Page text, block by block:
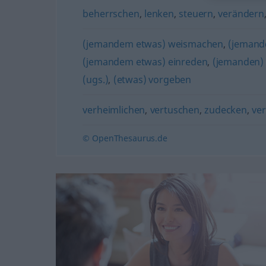
beherrschen, lenken, steuern,verändern,
(jemandem etwas) weismachen,
(jemandem etwas) einreden,
(ugs.), (etwas) vorgeben
verheimlichen, vertuschen, zudecken,
© OpenThesaurus.de